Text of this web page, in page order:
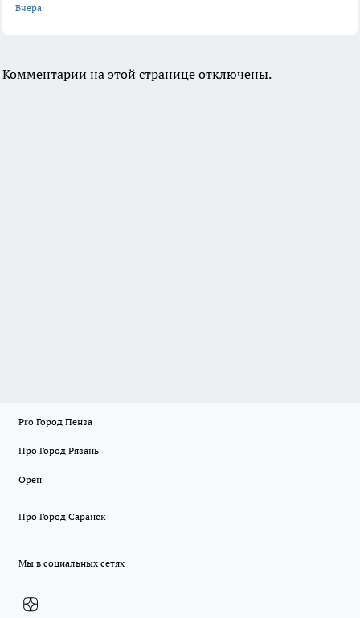
Вчера
Комментарии на этой странице отключены.
Pro Город Пенза
Про Город Рязань
Орен
Про Город Саранск
Мы в социальных сетях